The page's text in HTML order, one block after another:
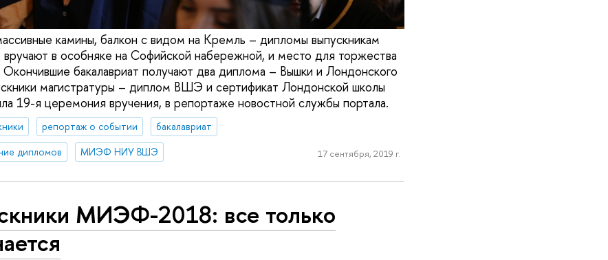
камины, балкон с видом на Кремль – дипломы выпускникам
в особняке на Софийской набережной, и место для торжества
Окончившие бакалавриат получают два диплома – Вышки и Лондонского
магистратуры – диплом ВШЭ и сертификат Лондонской школы
19-я церемония вручения, в репортаже новостной службы портала.
репортаж о событии
бакалавриат
дипломов МИЭФ НИУ ВШЭ 17 сентября, 2019 г.
МИЭФ-2018: все только